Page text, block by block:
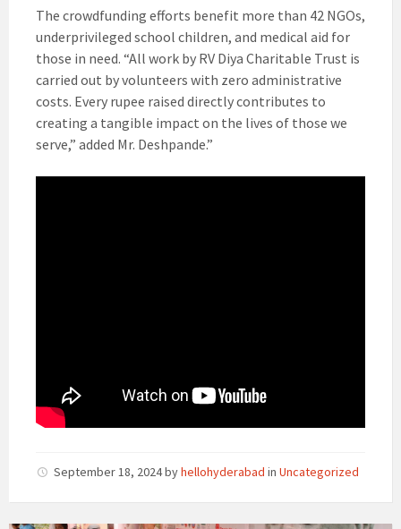
The crowdfunding efforts benefit more than 42 NGOs,
underprivileged school children, and medical aid for
those in need. “All work by RV Diya Charitable Trust is
carried out by volunteers with zero administrative
costs. Every rupee raised directly contributes to
creating a tangible impact on the lives of those we
serve,” added Mr. Deshpande.”
September 18, 2024byhellohyderabad in Uncategorized